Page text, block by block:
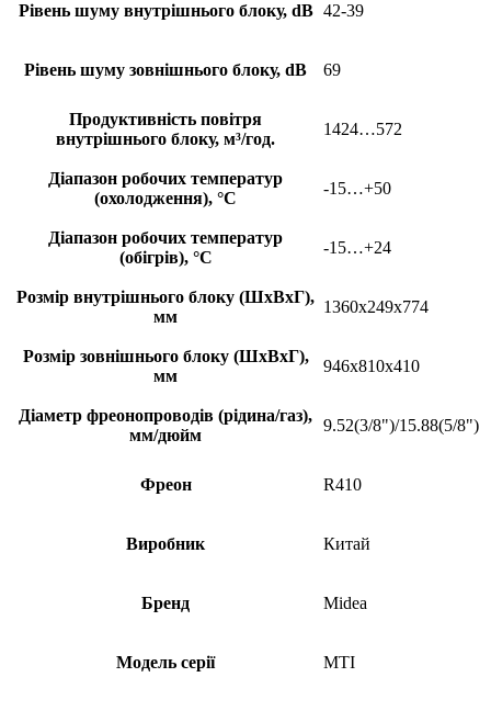
Рівень шуму внутрішнього блоку, dB 42-39
Рівень шуму зовнішнього блоку, dB 69
Продуктивність повітря
внутрішнього блоку, м³/год.
1424…572
Діапазон робочих температур
(охолодження), °С
-15…+50
Діапазон робочих температур
(обігрів), °С
-15…+24
Розмір внутрішнього блоку (ШхВхГ),
мм
1360x249x774
Розмір зовнішнього блоку (ШхВхГ),
мм
946x810x410
Діаметр фреонопроводів (рідина/газ),
мм/дюйм
9.52(3/8")/15.88(5/8")
Фреон R410
Виробник Китай
Бренд Midea
Модель серії MTI